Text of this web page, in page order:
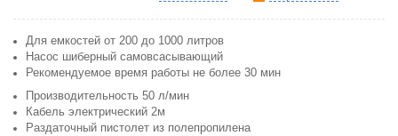
Для емкостей от 200 до 1000 литров
Насос шиберный самовсасывающий
Рекомендуемое время работы не более 30 мин
Производительность 50 л/мин
Кабель электрический 2м
Раздаточный пистолет из полепропилена